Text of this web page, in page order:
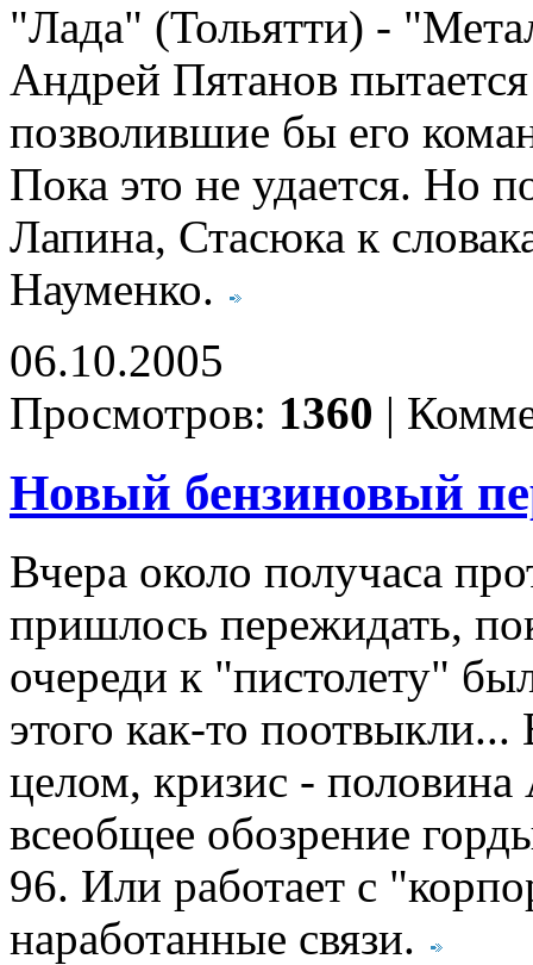
"Лада" (Тольятти) -
Андрей Пятанов
позволившие бы его
Пока это не удается. Но
Лапина, Стасюка к
Науменко.
06.10.2005
Просмотров: 1360 |
Новый бензиновый
Вчера около получаса
пришлось пережидать,
очереди к "пистолету"
этого как-то
целом, кризис - половина
всеобщее обозрение
96. Или работает с
наработанные связи.